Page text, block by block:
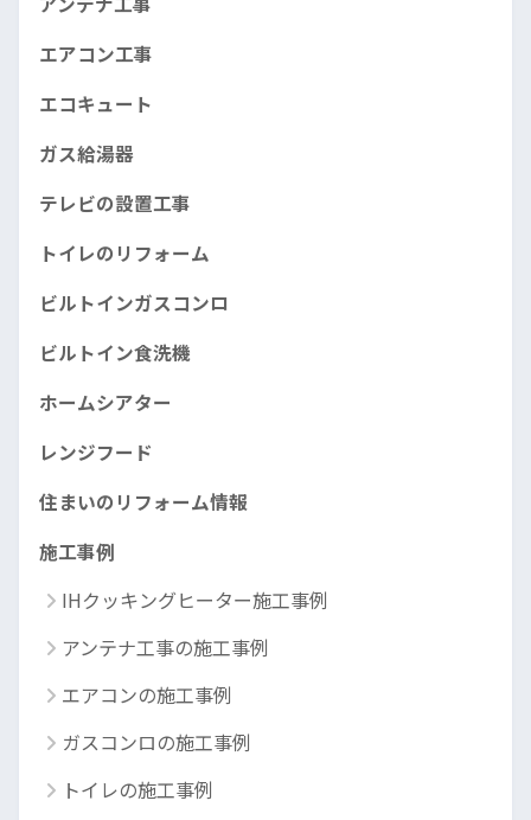
エアコン工事
エコキュート
ガス給湯器
テレビの設置工事
トイレのリフォーム
ビルトインガスコンロ
ビルトイン食洗機
ホームシアター
レンジフード
住まいのリフォーム情報
施工事例
IHクッキングヒーター施工事例
アンテナ工事の施工事例
エアコンの施工事例
ガスコンロの施工事例
トイレの施工事例